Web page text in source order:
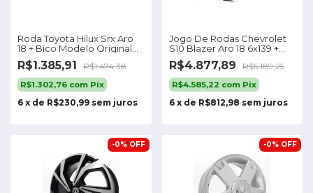
Roda Toyota Hilux Srx Aro
18 + Bico Modelo Original
(un)
R$1.385,91 R$1.474,38
R$1.302,76 com Pix
6 x de R$230,99 sem juros
Jogo De Rodas Chevrolet
S10 Blazer Aro 18 6x139 +
Bicos
R$4.877,89 R$5.189,25
R$4.585,22 com Pix
6 x de R$812,98 sem juros
-0% OFF -0% OFF